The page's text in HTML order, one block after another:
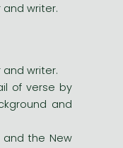
writer.
writer.
of verse by
and
the New